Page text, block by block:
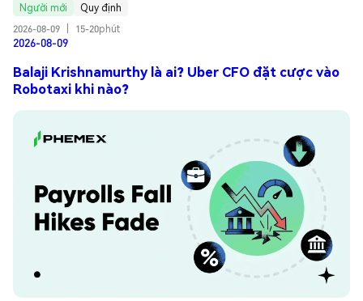
Người mới
Quy định
2026-08-09
15-20phút
2026-08-09
Balaji Krishnamurthy là ai? Uber CFO đặt cược vào
Robotaxi khi nào?